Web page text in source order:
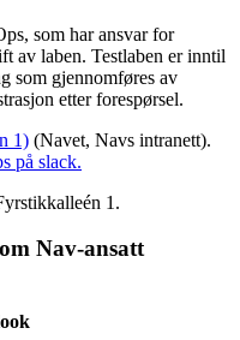
som har ansvar for
av laben. Testlaben er inntil
som gjennomføres av
etter forespørsel.
1) (Navet, Navs intranett).
på slack.
1.
Nav-ansatt